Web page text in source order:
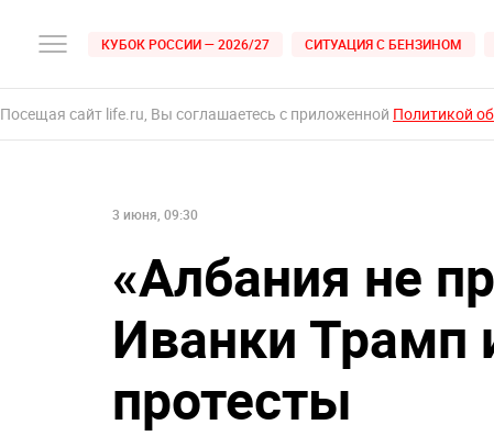
КУБОК РОССИИ — 2026/27 СИТУАЦИЯ С БЕНЗИНОМ
Посещая сайт life.ru, Вы соглашаетесь с приложенной Политикой
3 июня, 09:30
«Албания не
Иванки Трамп
протесты